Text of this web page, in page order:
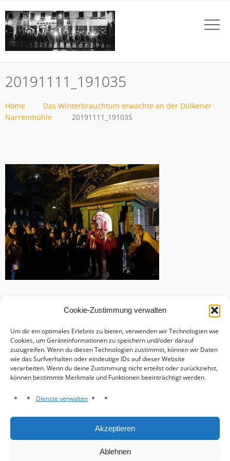
Cookie-Zustimmung verwalten
Um dir ein optimales Erlebnis zu bieten, verwenden wir Technologien wie
Cookies, um Geräteinformationen zu speichern und/oder darauf
zuzugreifen. Wenn du diesen Technologien zustimmst, können wir Daten
wie das Surfverhalten oder eindeutige IDs auf dieser Website
verarbeiten. Wenn du deine Zustimmung nicht erteilst oder zurückziehst,
können bestimmte Merkmale und Funktionen beeinträchtigt werden.
Dienste verwalten
Akzeptieren
Ablehnen
20191111_191035
Home
Das Winterbrauchtum erwachte an der Dülkener
Narrenmühle
20191111_191035